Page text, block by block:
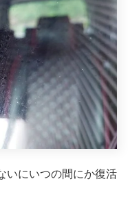
いにいつの間にか復活